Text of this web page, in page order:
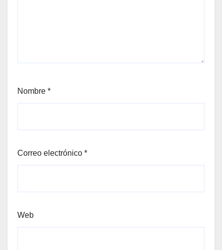
Nombre *
Correo electrónico *
Web